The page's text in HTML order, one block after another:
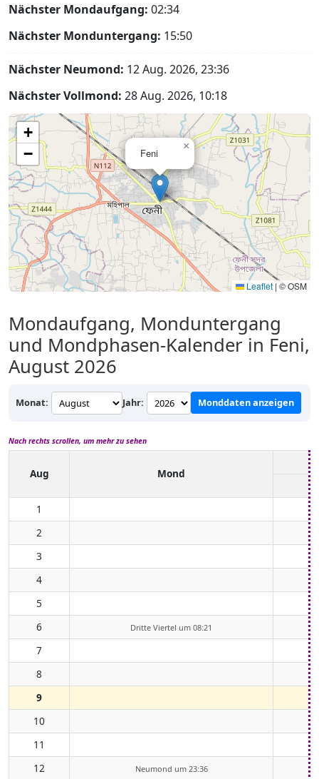
Nächster Mondaufgang: 02:34
Nächster Monduntergang: 15:50
Nächster Neumond: 12 Aug. 2026, 23:36
Nächster Vollmond: 28 Aug. 2026, 10:18
Feni
×
+
−
Leaflet | © OSM
Mondaufgang, Monduntergang
und Mondphasen-Kalender in Feni,
August 2026
Monat: Jahr: Monddaten anzeigen
Nach rechts scrollen, um mehr zu sehen
Aug Mond
1
2
3
4
5
6
Dritte Viertel um 08:21
7
8
9
10
11
12
Neumond um 23:36